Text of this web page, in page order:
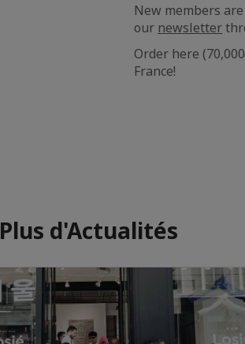
New members
our newsletter
Order here
France!
Plus d'Actualités